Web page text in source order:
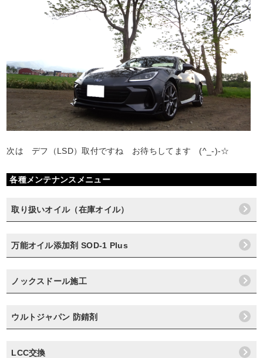
次は デフ（LSD）取付ですね お待ちしてます (^_-)-☆
各種メンテナンスメニュー
取り扱いオイル（在庫オイル）
万能オイル添加剤 SOD-1 Plus
ノックスドール施工
ウルトジャパン 防錆剤
LCC交換